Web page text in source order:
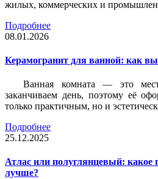
жилых, коммерческих и
Подробнее
08.01.2026
Керамогранит для ванной: как
Ванная комната — это
заканчиваем день, поэтому её
только практичным, но и
Подробнее
25.12.2025
Атлас или полуглянцевый: какое
лучше?